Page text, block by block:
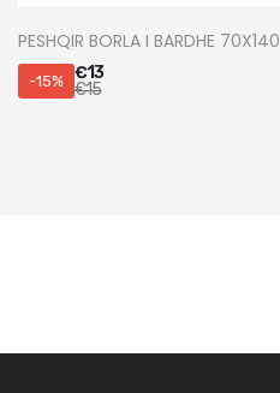
PESHQIR BORLA I BARDHE 70X140
-15% €13
€15